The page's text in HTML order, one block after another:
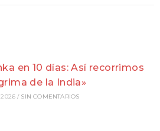
en 10 días: Así recorrimos
de la India»
/ SIN COMENTARIOS